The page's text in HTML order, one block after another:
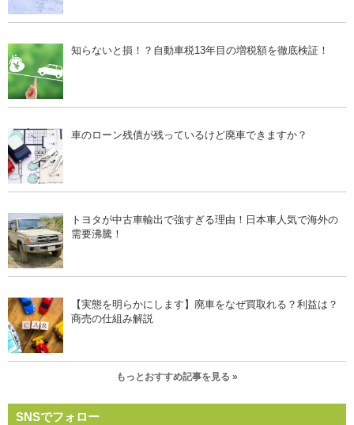
知らないと損！？自動車税13年目の増税額を徹底検証！
車のローン残債が残っているけど廃車できますか？
トヨタが中古車輸出で強すぎる理由！日本車人気で海外の
需要沸騰！
【実態を明らかにします】廃車をなぜ買取れる？利益は？
商売の仕組み解説
もっとおすすめ記事を見る »
SNSでフォロー